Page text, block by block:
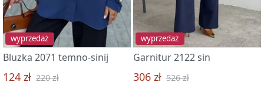
wyprzedaż
Bluzka 2071 temno-sinij
124 zł 220 zł
wyprzedaż
Garnitur 2122 sin
306 zł 526 zł